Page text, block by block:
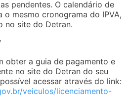
pendentes. O calendário de
o mesmo cronograma do IPVA,
no site do Detran.
obter a guia de pagamento e
no site do Detran do seu
acessar através do link:
veiculos/licenciamento-